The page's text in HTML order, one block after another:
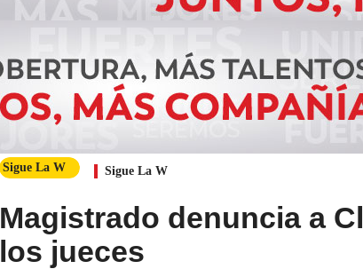
Sigue La W Sigue La W
Magistrado denuncia a
los jueces